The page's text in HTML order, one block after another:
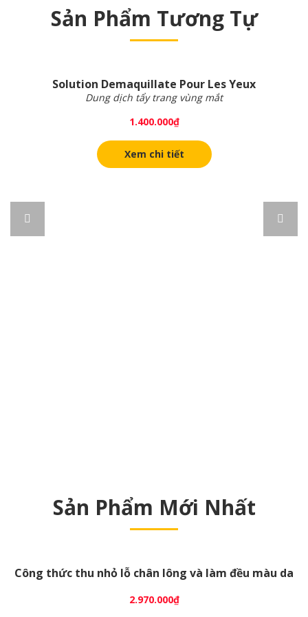
Sản Phẩm Tương Tự
Solution Demaquillate Pour Les Yeux
Dung dịch tẩy trang vùng mắt
1.400.000₫
Xem chi tiết
Sản Phẩm Mới Nhất
Công thức thu nhỏ lỗ chân lông và làm đều màu da
2.970.000₫